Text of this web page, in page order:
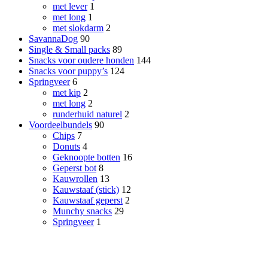
met lever 1
met long 1
met slokdarm 2
SavannaDog 90
Single & Small packs 89
Snacks voor oudere honden 144
Snacks voor puppy’s 124
Springveer 6
met kip 2
met long 2
runderhuid naturel 2
Voordeelbundels 90
Chips 7
Donuts 4
Geknoopte botten 16
Geperst bot 8
Kauwrollen 13
Kauwstaaf (stick) 12
Kauwstaaf geperst 2
Munchy snacks 29
Springveer 1